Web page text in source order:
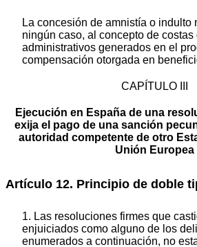
La concesión de amnistía o indulto
ningún caso, al concepto de costas
administrativos generados en el
compensación otorgada en
CAPÍTULO III
Ejecución en España de una
exija el pago de una sanción
autoridad competente de otro
Unión Europea
Artículo 12. Principio de doble
1. Las resoluciones firmes que
enjuiciados como alguno de los
enumerados a continuación, no